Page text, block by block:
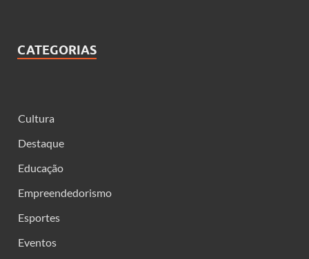
CATEGORIAS
Cultura
Destaque
Educação
Empreendedorismo
Esportes
Eventos